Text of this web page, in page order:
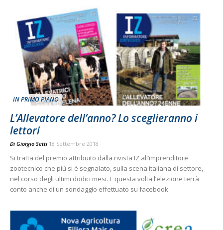
IN PRIMO PIANO
L’Allevatore dell’anno? Lo sceglieranno i
lettori
Di Giorgio Setti 18 Settembre 2018
Si tratta del premio attribuito dalla rivista IZ all’imprenditore
zootecnico che più si è segnalato, sulla scena italiana di settore,
nel corso degli ultimi dodici mesi. E questa volta l’elezione terrà
conto anche di un sondaggio effettuato su facebook